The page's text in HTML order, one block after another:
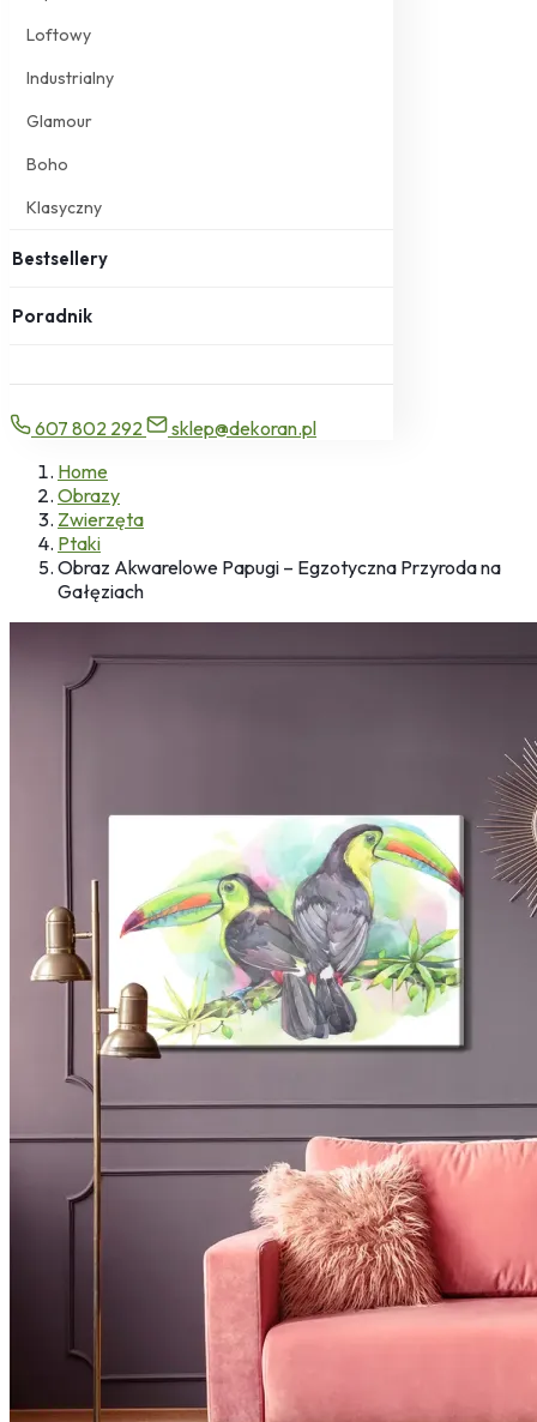
Loftowy
Industrialny
Glamour
Boho
Klasyczny
Bestsellery
Poradnik
607 802 292
sklep@dekoran.pl
Home
Obrazy
Zwierzęta
Ptaki
Obraz Akwarelowe Papugi – Egzotyczna Przyroda na
Gałęziach